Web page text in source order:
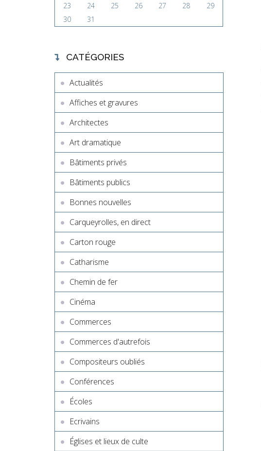
23
24 25 26 27 28
29
30
31
CATÉGORIES
Actualités
Affiches et gravures
Architectes
Art dramatique
Bâtiments privés
Bâtiments publics
Bonnes nouvelles
Carqueyrolles, en direct
Carton rouge
Catharisme
Chemin de fer
Cinéma
Commerces
Commerces d'autrefois
Compositeurs oubliés
Conférences
Écoles
Ecrivains
Églises et lieux de culte